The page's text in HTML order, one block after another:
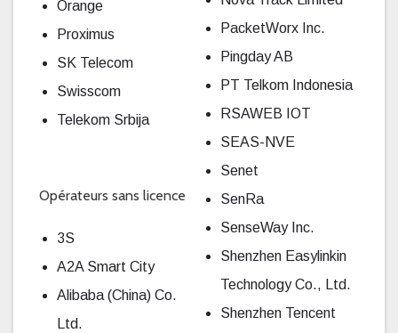
Orange
Proximus
SK Telecom
Swisscom
Telekom Srbija
Opérateurs sans licence
3S
A2A Smart City
Alibaba (China) Co.
Ltd.
PacketWorx Inc.
Pingday AB
PT Telkom Indonesia
RSAWEB IOT
SEAS-NVE
Senet
SenRa
SenseWay Inc.
Shenzhen Easylinkin
Technology Co., Ltd.
Shenzhen Tencent